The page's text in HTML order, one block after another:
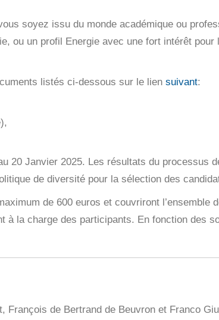
soyez issu du monde académique ou
ou un profil Energie avec une fort intérêt
listés ci-dessous sur le lien suivant:
20 Janvier 2025. Les résultats du processus
de diversité pour la sélection des
de 600 euros et couvriront
la charge des participants. En fonction des
François de Bertrand de Beuvron et Franco